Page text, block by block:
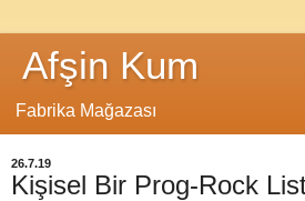
Afşin Kum
Fabrika Mağazası
26.7.19
Kişisel Bir Prog-Rock